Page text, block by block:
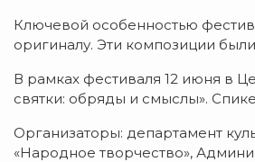
Ключевой особенностью
оригиналу. Эти композиции
В рамках фестиваля 12 июня в
святки: обряды и смыслы».
Организаторы: департамент
«Народное творчество»,